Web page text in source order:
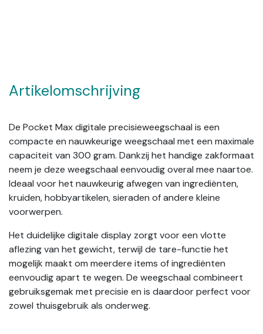
Artikelomschrijving
De Pocket Max digitale precisieweegschaal is een
compacte en nauwkeurige weegschaal met een maximale
capaciteit van 300 gram. Dankzij het handige zakformaat
neem je deze weegschaal eenvoudig overal mee naartoe.
Ideaal voor het nauwkeurig afwegen van ingrediënten,
kruiden, hobbyartikelen, sieraden of andere kleine
voorwerpen.
Het duidelijke digitale display zorgt voor een vlotte
aflezing van het gewicht, terwijl de tare-functie het
mogelijk maakt om meerdere items of ingrediënten
eenvoudig apart te wegen. De weegschaal combineert
gebruiksgemak met precisie en is daardoor perfect voor
zowel thuisgebruik als onderweg.